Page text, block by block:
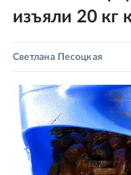
изъяли 20 кг
Светлана Песоцкая